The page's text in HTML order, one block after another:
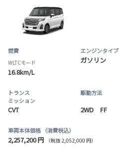
燃費
WLTCモード
16.8km/L
エンジンタイプ
ガソリン
トランス
ミッション
CVT
駆動方法
2WD FF
車両本体価格 （消費税込）
2,257,200 円 （税抜 2,052,000 円）